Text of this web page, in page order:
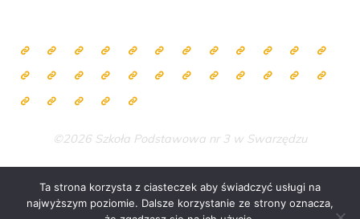
©2026 Szkoła Podstawowa nr 3 w Swarzędzu
Zasilane przezBravada& WordPress .
Ta strona korzysta z ciasteczek aby świadczyć usługi na
najwyższym poziomie. Dalsze korzystanie ze strony oznacza,